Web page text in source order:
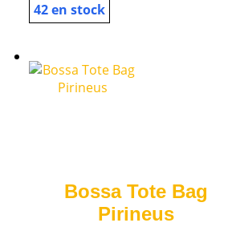
42 en stock
Bossa Tote Bag
Pirineus